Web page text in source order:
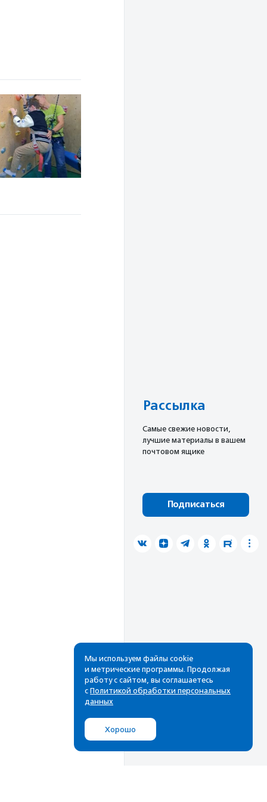
Рассылка
Cамые свежие новости,
лучшие материалы в вашем
почтовом ящике
Подписаться
Мы используем файлы cookie
и метрические программы. Продолжая
работу с сайтом, вы соглашаетесь
с Политикой обработки персональных
данных
Хорошо